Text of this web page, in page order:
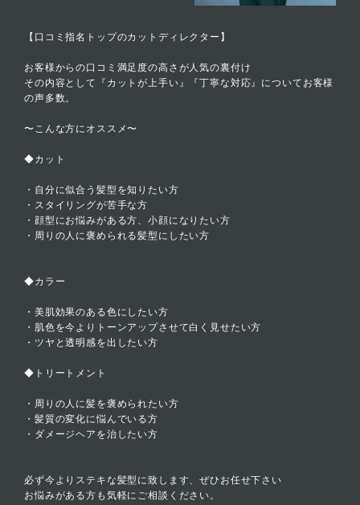
【口コミ指名トップのカットディレクター】
お客様からの口コミ満足度の高さが人気の裏付け
その内容として『カットが上手い』『丁寧な対応』についてお客様
の声多数。
〜こんな方にオススメ〜
◆カット
・自分に似合う髪型を知りたい方
・スタイリングが苦手な方
・顔型にお悩みがある方、小顔になりたい方
・周りの人に褒められる髪型にしたい方
◆カラー
・美肌効果のある色にしたい方
・肌色を今よりトーンアップさせて白く見せたい方
・ツヤと透明感を出したい方
◆トリートメント
・周りの人に髪を褒められたい方
・髪質の変化に悩んでいる方
・ダメージヘアを治したい方
必ず今よりステキな髪型に致します、ぜひお任せ下さい
お悩みがある方も気軽にご相談ください。